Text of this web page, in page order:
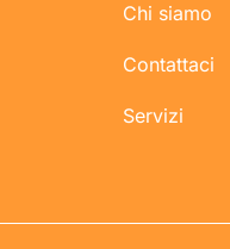
Chi siamo
Contattaci
Servizi